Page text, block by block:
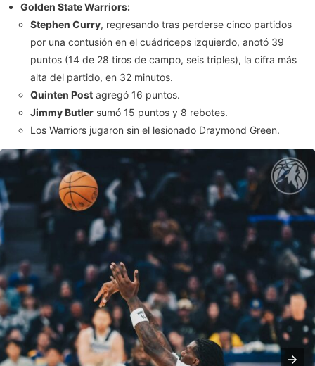
Golden State Warriors:
Stephen Curry, regresando tras perderse cinco partidos
por una contusión en el cuádriceps izquierdo, anotó 39
puntos (14 de 28 tiros de campo, seis triples), la cifra más
alta del partido, en 32 minutos.
Quinten Post agregó 16 puntos.
Jimmy Butler sumó 15 puntos y 8 rebotes.
Los Warriors jugaron sin el lesionado Draymond Green.